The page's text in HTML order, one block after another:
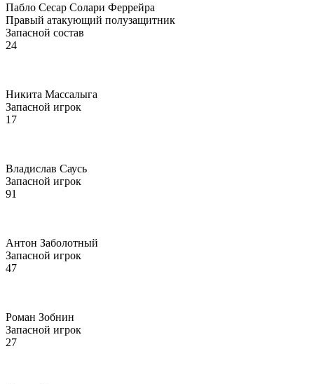
Пабло Сесар Солари Феррейра
Правый атакующий полузащитник
Запасной состав
24
Никита Массалыга
Запасной игрок
17
Владислав Саусь
Запасной игрок
91
Антон Заболотный
Запасной игрок
47
Роман Зобнин
Запасной игрок
27